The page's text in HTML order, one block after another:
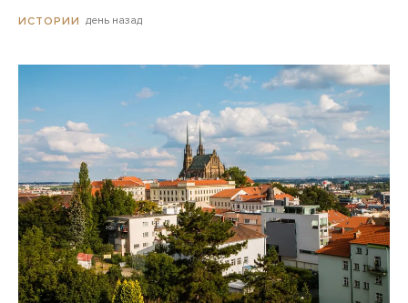
ИСТОРИИ день назад